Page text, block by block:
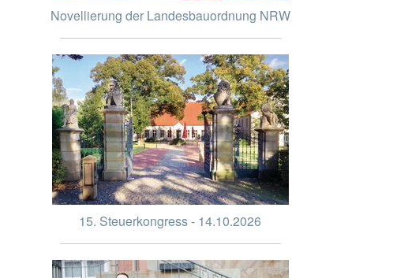
Novellierung der Landesbauordnung NRW
15. Steuerkongress - 14.10.2026